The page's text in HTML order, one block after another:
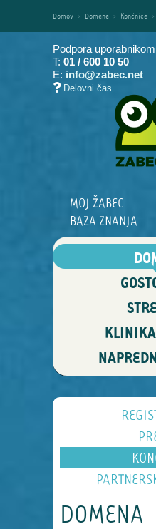
Domov › Domene › Končnice ›
Podpora uporabnikom
T: 01 / 600 10 50
E: info@zabec.net
Delovni čas
MOJ ŽABEC
BAZA ZNANJA
DOMENA